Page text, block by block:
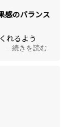
感のバランス
れるよう
量もたっぷり
...続きを読む